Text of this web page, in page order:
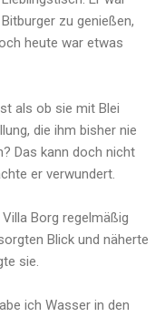
zu genießen,
heute war etwas
als ob sie mit Blei
die ihm bisher nie
Das kann doch nicht
er verwundert.
Borg regelmäßig
Blick und näherte
sie.
ich Wasser in den